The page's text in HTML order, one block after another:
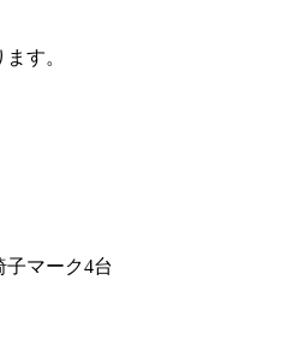
す。
子マーク4台